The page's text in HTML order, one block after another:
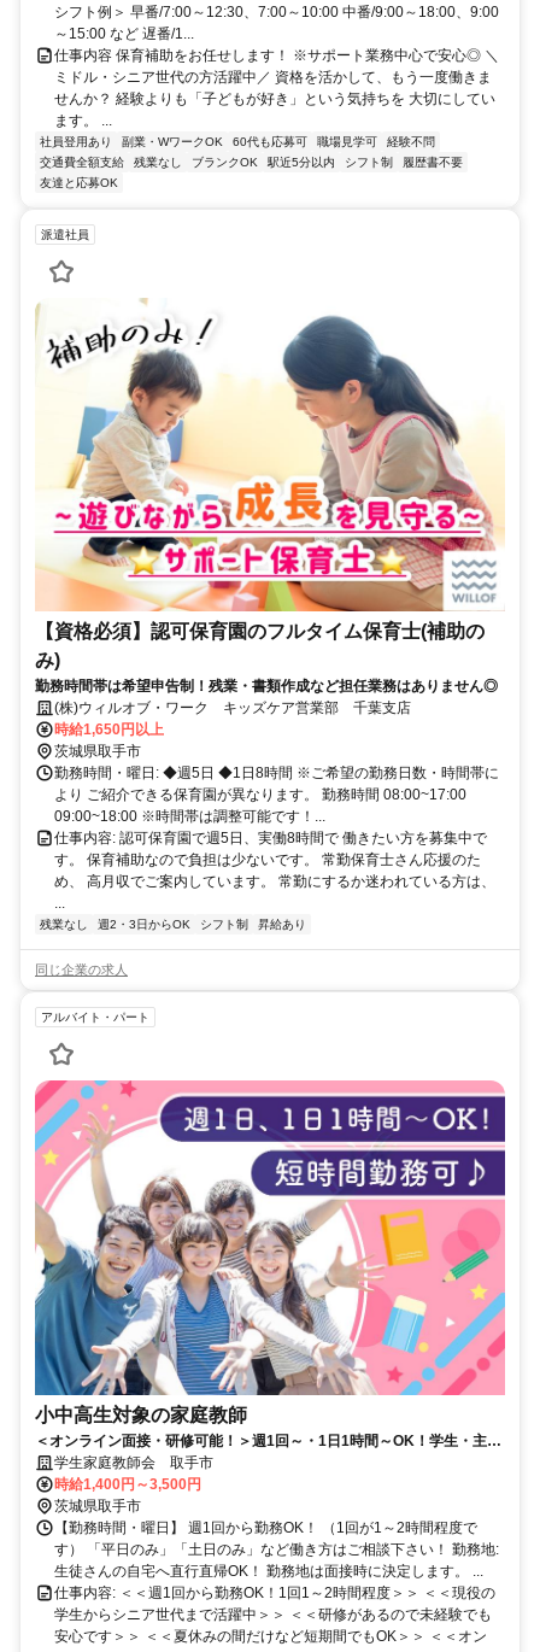
シフト例＞ 早番/7:00～12:30、7:00～10:00 中番/9:00～18:00、9:00
～15:00 など 遅番/1...
仕事内容 保育補助をお任せします！ ※サポート業務中心で安心◎ ＼
ミドル・シニア世代の方活躍中／ 資格を活かして、もう一度働きま
せんか？ 経験よりも「子どもが好き」という気持ちを 大切にしてい
ます。 ...
社員登用あり 副業・WワークOK 60代も応募可 職場見学可
経験不問
交通費全額支給
残業なし ブランクOK 駅近5分以内 シフト制
履歴書不要
友達と応募OK
派遣社員
【資格必須】認可保育園のフルタイム保育士(補助の
み)
勤務時間帯は希望申告制！残業・書類作成など担任業務はありません◎
(株)ウィルオブ・ワーク キッズケア営業部 千葉支店
時給1,650円以上
茨城県取手市
勤務時間・曜日: ◆週5日 ◆1日8時間 ※ご希望の勤務日数・時間帯に
より ご紹介できる保育園が異なります。 勤務時間 08:00~17:00
09:00~18:00 ※時間帯は調整可能です！...
仕事内容: 認可保育園で週5日、実働8時間で 働きたい方を募集中で
す。 保育補助なので負担は少ないです。 常勤保育士さん応援のた
め、 高月収でご案内しています。 常勤にするか迷われている方は、
...
残業なし 週2・3日からOK シフト制 昇給あり
同じ企業の求人
アルバイト・パート
小中高生対象の家庭教師
＜オンライン面接・研修可能！＞週1回～・1日1時間～OK！学生・主
婦・シニア活躍中！未経験も安心！
学生家庭教師会 取手市
時給1,400円～3,500円
茨城県取手市
【勤務時間・曜日】 週1回から勤務OK！ （1回が1～2時間程度で
す） 「平日のみ」「土日のみ」など働き方はご相談下さい！ 勤務地:
生徒さんの自宅へ直行直帰OK！ 勤務地は面接時に決定します。 ...
仕事内容: ＜＜週1回から勤務OK！1回1～2時間程度＞＞ ＜＜現役の
学生からシニア世代まで活躍中＞＞ ＜＜研修があるので未経験でも
安心です＞＞ ＜＜夏休みの間だけなど短期間でもOK＞＞ ＜＜オン